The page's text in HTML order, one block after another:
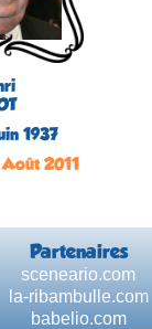
1937
2011
Partenaires
sceneario.com
la-ribambulle.com
babelio.com